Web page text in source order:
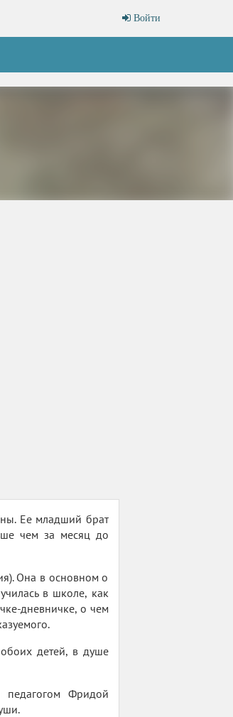
Войти
Ее младший брат
чем за месяц до
Она в основном о
в школе, как
дневничке, о чем
детей, в душе
педагогом Фридой